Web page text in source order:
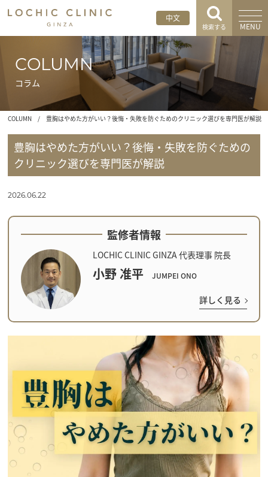
中文
検索する MENU
COLUMN
コラム
COLUMN / 豊胸はやめた方がいい？後悔・失敗を防ぐためのクリニック選びを専門医が解説
豊胸はやめた方がいい？後悔・失敗を防ぐための
クリニック選びを専門医が解説
2026.06.22
監修者情報
LOCHIC CLINIC GINZA 代表理事 院長
小野 准平 JUMPEI ONO
詳しく見る